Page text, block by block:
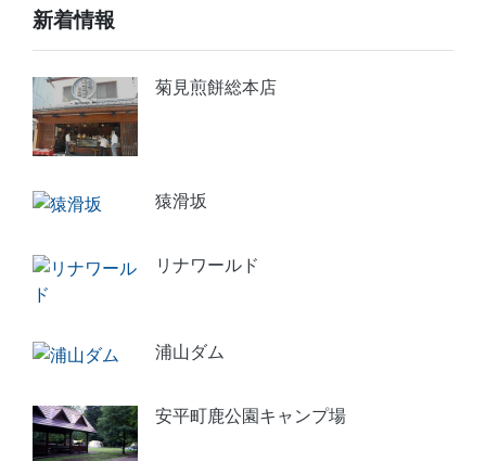
新着情報
菊見煎餅総本店
猿滑坂
リナワールド
浦山ダム
安平町鹿公園キャンプ場